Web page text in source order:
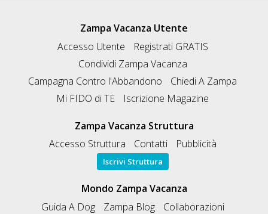
Zampa Vacanza Utente
Accesso Utente
Registrati GRATIS
Condividi Zampa Vacanza
Campagna Contro l'Abbandono
Chiedi A Zampa
Mi FIDO di TE
Iscrizione Magazine
Zampa Vacanza Struttura
Accesso Struttura
Contatti Pubblicità
Iscrivi Struttura
Mondo Zampa Vacanza
Guida A Dog
Zampa Blog
Collaborazioni